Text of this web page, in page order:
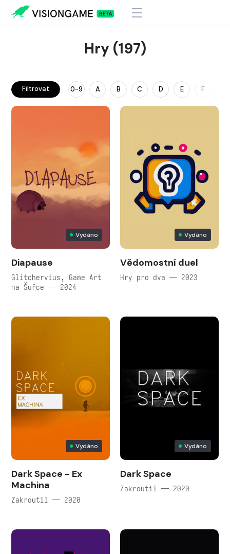
Hry (197)
Filtrovat 0-9 A B C D E F
Vydáno
Diapause
Glitchervius, Game Art
na Šuřce — 2024
Vydáno
Vědomostní duel
Hry pro dva — 2023
Vydáno
Dark Space - Ex
Machina
Zakroutil — 2020
Vydáno
Dark Space
Zakroutil — 2020